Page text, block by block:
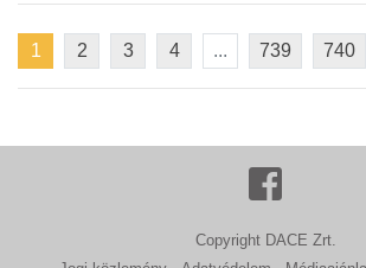
1 2 3 4 ... 739 740
Copyright DACE Zrt.